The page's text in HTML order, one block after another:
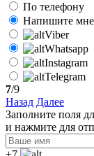
По телефону
Напишите
Viber
Whatsapp
Instagram
Telegram
7/9
Назад Далее
Заполните поля
и нажмите для